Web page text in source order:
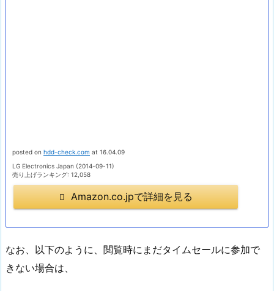
posted on hdd-check.com at 16.04.09
LG Electronics Japan (2014-09-11)
売り上げランキング: 12,058
Amazon.co.jpで詳細を見る
なお、以下のように、閲覧時にまだタイムセールに参加で
きない場合は、